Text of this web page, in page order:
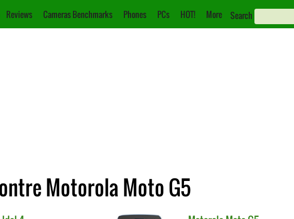
Reviews Cameras Benchmarks Phones PCs HOT! More Search
Motorola Moto G5